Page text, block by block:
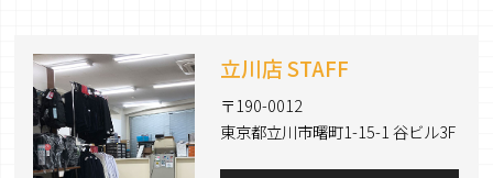
立川店 STAFF
〒190-0012
東京都立川市曙町1-15-1 谷ビル3F